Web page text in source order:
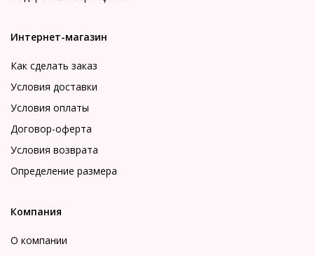
Интернет-магазин
Как сделать заказ
Условия доставки
Условия оплаты
Договор-оферта
Условия возврата
Определение размера
Компания
О компании